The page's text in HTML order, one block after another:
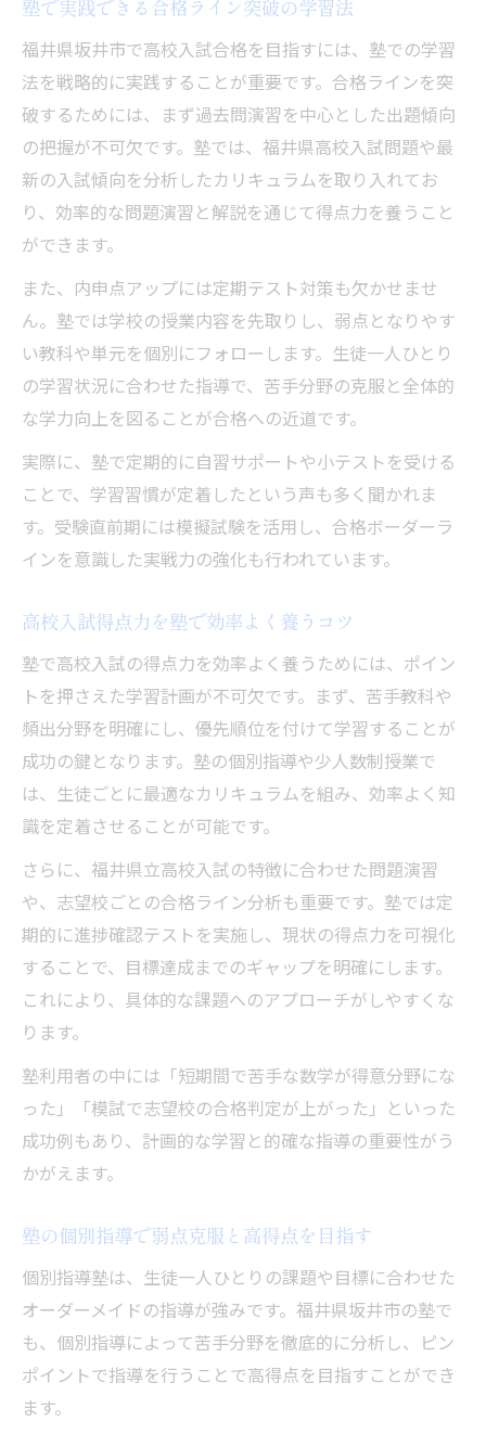
塾で実践できる合格ライン突破の学習法
福井県坂井市で高校入試合格を目指すには、塾での学習
法を戦略的に実践することが重要です。合格ラインを突
破するためには、まず過去問演習を中心とした出題傾向
の把握が不可欠です。塾では、福井県高校入試問題や最
新の入試傾向を分析したカリキュラムを取り入れてお
り、効率的な問題演習と解説を通じて得点力を養うこと
ができます。
また、内申点アップには定期テスト対策も欠かせませ
ん。塾では学校の授業内容を先取りし、弱点となりやす
い教科や単元を個別にフォローします。生徒一人ひとり
の学習状況に合わせた指導で、苦手分野の克服と全体的
な学力向上を図ることが合格への近道です。
実際に、塾で定期的に自習サポートや小テストを受ける
ことで、学習習慣が定着したという声も多く聞かれま
す。受験直前期には模擬試験を活用し、合格ボーダーラ
インを意識した実戦力の強化も行われています。
高校入試得点力を塾で効率よく養うコツ
塾で高校入試の得点力を効率よく養うためには、ポイン
トを押さえた学習計画が不可欠です。まず、苦手教科や
頻出分野を明確にし、優先順位を付けて学習することが
成功の鍵となります。塾の個別指導や少人数制授業で
は、生徒ごとに最適なカリキュラムを組み、効率よく知
識を定着させることが可能です。
さらに、福井県立高校入試の特徴に合わせた問題演習
や、志望校ごとの合格ライン分析も重要です。塾では定
期的に進捗確認テストを実施し、現状の得点力を可視化
することで、目標達成までのギャップを明確にします。
これにより、具体的な課題へのアプローチがしやすくな
ります。
塾利用者の中には「短期間で苦手な数学が得意分野にな
った」「模試で志望校の合格判定が上がった」といった
成功例もあり、計画的な学習と的確な指導の重要性がう
かがえます。
塾の個別指導で弱点克服と高得点を目指す
個別指導塾は、生徒一人ひとりの課題や目標に合わせた
オーダーメイドの指導が強みです。福井県坂井市の塾で
も、個別指導によって苦手分野を徹底的に分析し、ピン
ポイントで指導を行うことで高得点を目指すことができ
ます。